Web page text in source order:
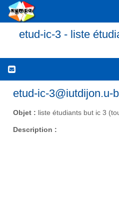
etud-ic-3 - liste
etud-ic-3@iutdijon.u-
Objet : liste étudiants but ic 3
Description :